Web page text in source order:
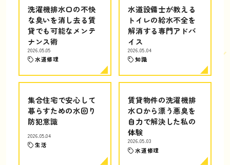
洗濯機排水口の不快
な臭いを消し去る賃
貸でも可能なメンテ
ナンス術
2026.05.05
水道修理
水道設備士が教える
トイレの給水不全を
解消する専門アドバ
イス
2026.05.04
知識
集合住宅で安心して
暮らすための水回り
防犯意識
2026.05.04
生活
賃貸物件の洗濯機排
水口から漂う悪臭を
自力で解決した私の
体験
2026.05.03
水道修理